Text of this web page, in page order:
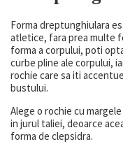
Forma dreptunghiulara
atletice, fara prea multe
forma a corpului, poti
curbe pline ale corpului,
rochie care sa iti
bustului.
Alege o rochie cu
in jurul taliei, deoarce
forma de clepsidra.